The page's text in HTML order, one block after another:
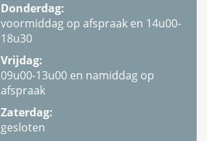
Donderdag:
voormiddag op afspraak en 14u00-
18u30
Vrijdag:
09u00-13u00 en namiddag op
afspraak
Zaterdag:
gesloten